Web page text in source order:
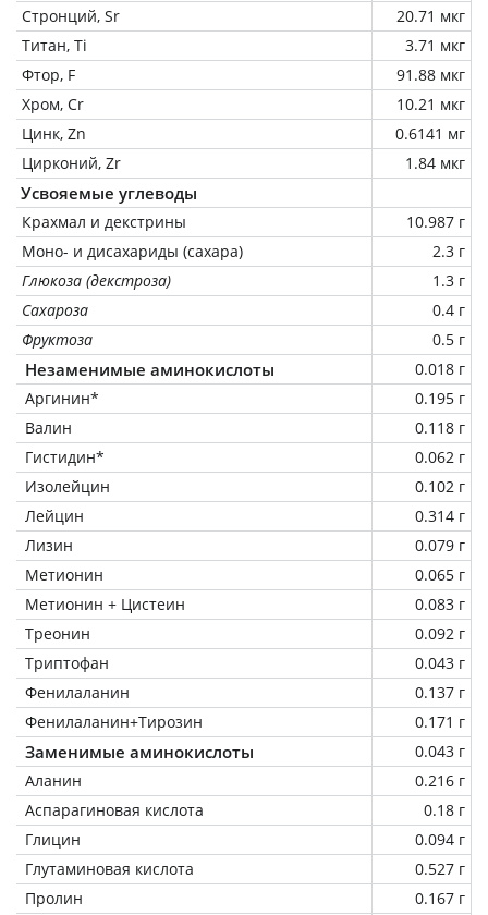
Стронций, Sr
20.71 мкг
Титан, Ti
3.71 мкг
Фтор, F
91.88 мкг
Хром, Cr
10.21 мкг
Цинк, Zn
0.6141 мг
Цирконий, Zr
1.84 мкг
Усвояемые углеводы
Крахмал и декстрины
10.987 г
Моно- и дисахариды (сахара)
2.3 г
Глюкоза (декстроза)
1.3 г
Сахароза
0.4 г
Фруктоза
0.5 г
Незаменимые аминокислоты
0.018 г
Аргинин*
0.195 г
Валин
0.118 г
Гистидин*
0.062 г
Изолейцин
0.102 г
Лейцин
0.314 г
Лизин
0.079 г
Метионин
0.065 г
Метионин + Цистеин
0.083 г
Треонин
0.092 г
Триптофан
0.043 г
Фенилаланин
0.137 г
Фенилаланин+Тирозин
0.171 г
Заменимые аминокислоты
0.043 г
Аланин
0.216 г
Аспарагиновая кислота
0.18 г
Глицин
0.094 г
Глутаминовая кислота
0.527 г
Пролин
0.167 г